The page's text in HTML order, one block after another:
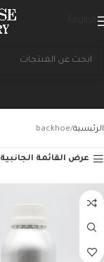
الرئيسية backhoe
عرض القائمة الجانبية